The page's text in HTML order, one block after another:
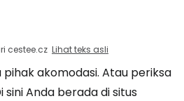
cestee.cz Lihat teks asli
akomodasi. Atau periksa
sini Anda berada di situs